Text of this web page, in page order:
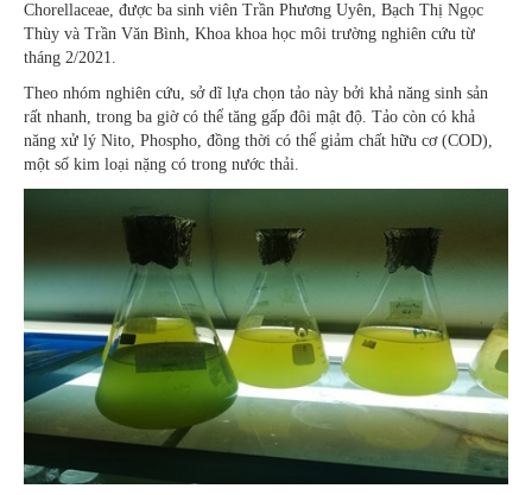
Chorellaceae, được ba sinh viên Trần Phương Uyên, Bạch Thị Ngọc
Thùy và Trần Văn Bình, Khoa khoa học môi trường nghiên cứu từ
tháng 2/2021.
Theo nhóm nghiên cứu, sở dĩ lựa chọn tảo này bởi khả năng sinh sản
rất nhanh, trong ba giờ có thể tăng gấp đôi mật độ. Tảo còn có khả
năng xử lý Nito, Phospho, đồng thời có thể giảm chất hữu cơ (COD),
một số kim loại nặng có trong nước thải.